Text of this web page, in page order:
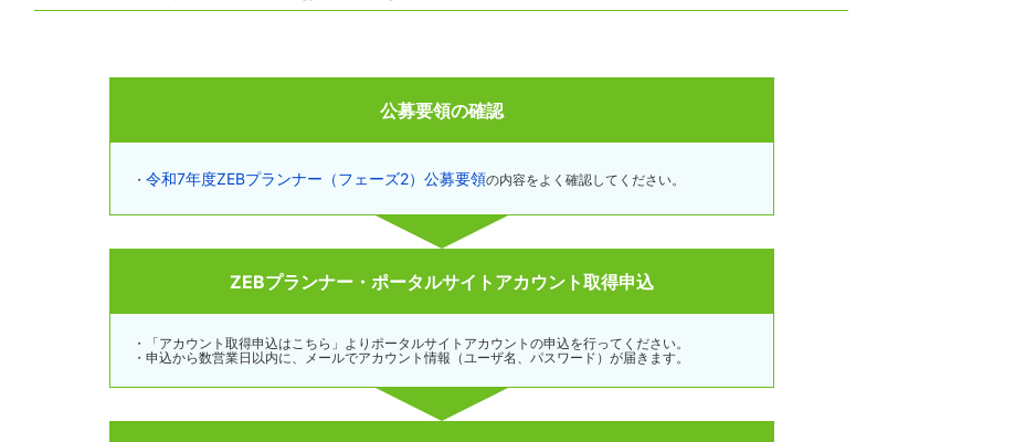
公募要領の確認
・ 令和7年度ZEBプランナー（フェーズ2）公募要領の内容をよく確認してください。
ZEBプランナー・ポータルサイトアカウント取得申込
・「アカウント取得申込はこちら」よりポータルサイトアカウントの申込を行ってください。
・申込から数営業日以内に、メールでアカウント情報（ユーザ名、パスワード）が届きます。